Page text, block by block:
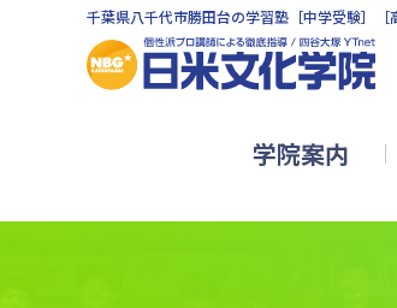
千葉県八千代市勝田台の学習塾［中学受験］
学院案内